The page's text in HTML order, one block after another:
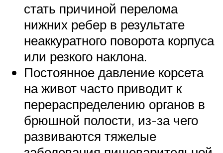
стать причиной перелома
нижних ребер в результате
неаккуратного поворота корпуса
или резкого наклона.
Постоянное давление корсета
на живот часто приводит к
перераспределению органов в
брюшной полости, из-за чего
развиваются тяжелые